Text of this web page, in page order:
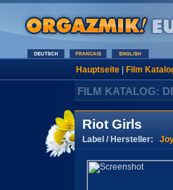
Hauptseite| Film
FILM KATALOG:
Riot Girls
Label / Hersteller: